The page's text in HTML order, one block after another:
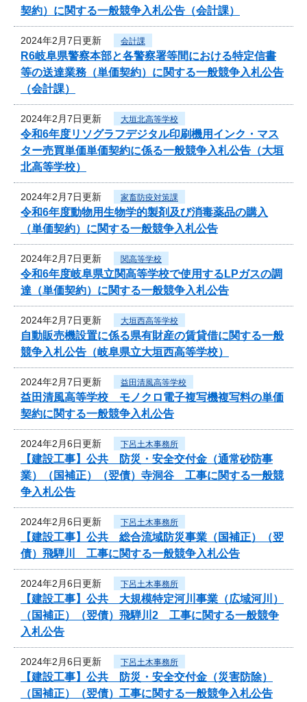
契約）に関する一般競争入札公告（会計課）
2024年2月7日更新 会計課
R6岐阜県警察本部と各警察署等間における特定信書
等の送達業務（単価契約）に関する一般競争入札公告
（会計課）
2024年2月7日更新 大垣北高等学校
令和6年度リソグラフデジタル印刷機用インク・マス
ター売買単価単価契約に係る一般競争入札公告（大垣
北高等学校）
2024年2月7日更新 家畜防疫対策課
令和6年度動物用生物学的製剤及び消毒薬品の購入
（単価契約）に関する一般競争入札公告
2024年2月7日更新 関高等学校
令和6年度岐阜県立関高等学校で使用するLPガスの調
達（単価契約）に関する一般競争入札公告
2024年2月7日更新 大垣西高等学校
自動販売機設置に係る県有財産の賃貸借に関する一般
競争入札公告（岐阜県立大垣西高等学校）
2024年2月7日更新 益田清風高等学校
益田清風高等学校 モノクロ電子複写機複写料の単価
契約に関する一般競争入札公告
2024年2月6日更新 下呂土木事務所
【建設工事】公共 防災・安全交付金（通常砂防事
業）（国補正）（翌債）寺洞谷 工事に関する一般競
争入札公告
2024年2月6日更新 下呂土木事務所
【建設工事】公共 総合流域防災事業（国補正）（翌
債）飛騨川 工事に関する一般競争入札公告
2024年2月6日更新 下呂土木事務所
【建設工事】公共 大規模特定河川事業（広域河川）
（国補正）（翌債）飛騨川2 工事に関する一般競争
入札公告
2024年2月6日更新 下呂土木事務所
【建設工事】公共 防災・安全交付金（災害防除）
（国補正）（翌債）工事に関する一般競争入札公告